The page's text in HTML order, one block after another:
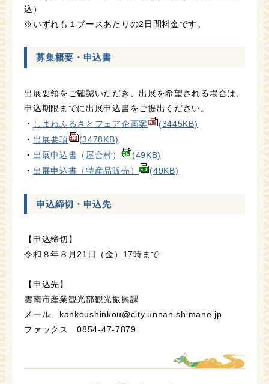
込）
※いずれも１ブースあたりの2日間料金です。
募集概要・申込書
出展要領をご確認いただき、出展を希望される場合は、
申込期限までに出展申込書をご提出ください。
・ しまねふるさとフェア企画案
(3445KB)
・ 出展要項
(3478KB)
・ 出展申込書（屋台村）
(49KB)
・ 出展申込書（特産品販売） (49KB)
申込締切・申込先
【申込締切】
令和８年８月21日（金）17時まで
【申込先】
雲南市産業観光部観光振興課
メール kankoushinkou@city.unnan.shimane.jp
ファックス 0854-47-7879